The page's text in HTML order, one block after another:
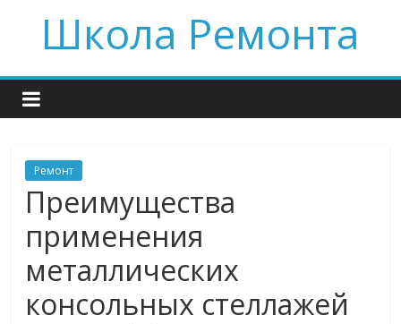
contentШкола Ремонта
Ремонт
Преимущества
применения
металлических
консольных стеллажей